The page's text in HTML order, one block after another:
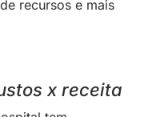
recursos e mais
x receita